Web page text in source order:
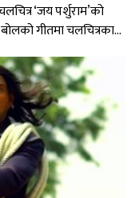
‘जय पर्शुराम’को
गीतमा चलचित्रका...